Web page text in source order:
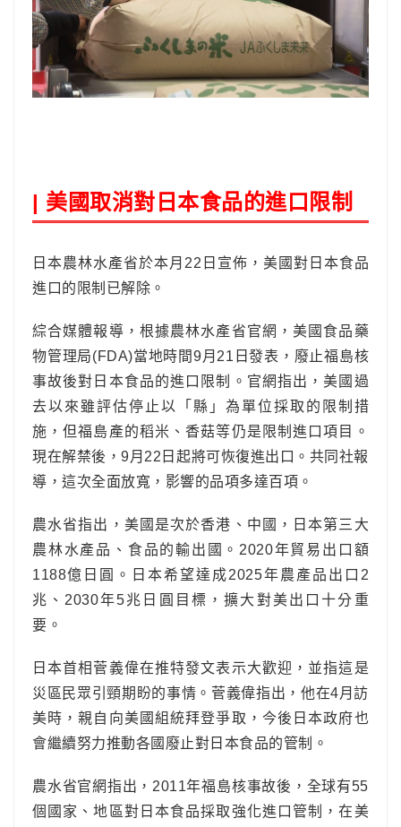
| 美國取消對日本食品的進口限制
日本農林水產省於本月22日宣佈，美國對日本食品
進口的限制已解除。
綜合媒體報導， 根據農林水產省官網，美國食品藥
物管理局(FDA)當地時間9月21日發表，廢止福島核
事故後對日本食品的進口限制。官網指出，美國過
去以來雖評估停止以「縣」為單位採取的限制措
施，但福島產的稻米、香菇等仍是限制進口項目。
現在解禁後，9月22日起將可恢復進出口。共同社報
導，這次全面放寬，影響的品項多達百項。
農水省指出，美國是次於香港、中國，日本第三大
農林水產品、食品的輸出國。2020年貿易出口額
1188億日圓。日本希望達成2025年農產品出口2
兆、2030年5兆日圓目標，擴大對美出口十分重
要。
日本首相菅義偉在推特發文表示大歡迎，並指這是
災區民眾引頸期盼的事情。菅義偉指出，他在4月訪
美時，親自向美國組統拜登爭取，今後日本政府也
會繼續努力推動各國廢止對日本食品的管制。
農水省官網指出，2011年福島核事故後，全球有55
個國家、地區對日本食品採取強化進口管制，在美